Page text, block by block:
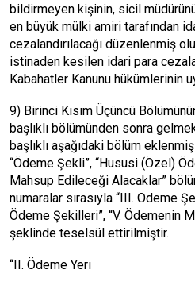
bildirmeyen kişinin, sicil
en büyük mülki amiri tarafından
cezalandırılacağı düzenlenmiş
istinaden kesilen idari para
Kabahatler Kanunu hükümlerinin
9) Birinci Kısım Üçüncü
başlıklı bölümünden sonra
başlıklı aşağıdaki bölüm
“Ödeme Şekli”, “Hususi (Özel)
Mahsup Edileceği Alacaklar”
numaralar sırasıyla “III. Ödeme
Ödeme Şekilleri”, “V. Ödemenin
şeklinde teselsül ettirilmiştir.
“II. Ödeme Yeri